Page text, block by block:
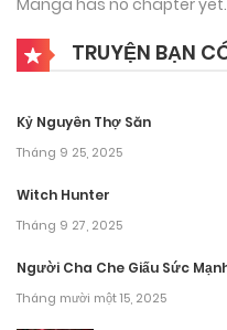
Manga has no chapter yet.
TRUYỆN BẠN
Kỷ Nguyên Thợ Săn
Tháng 9 25, 2025
Witch Hunter
Tháng 9 27, 2025
Người Cha Che Giấu Sức
Tháng mười một 15, 2025